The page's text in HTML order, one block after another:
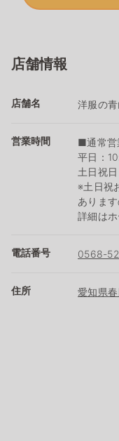
店舗情報
店舗名 洋服の
営業時間
■通常営
平日：
土日祝
※土日祝
ありま
詳細は
電話番号 0568-
住所 愛知県